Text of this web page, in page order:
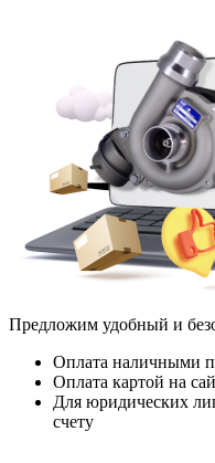
Предложим удобный и
Оплата наличными
Оплата картой на
Для юридических
счету